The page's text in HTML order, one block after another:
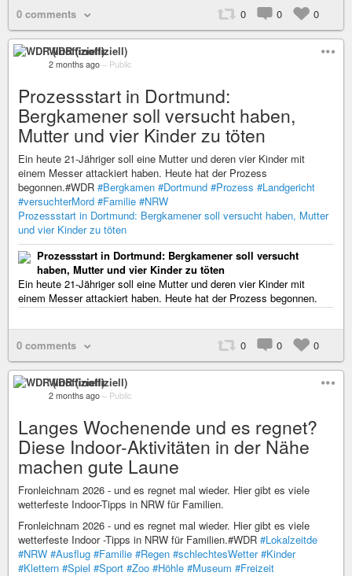
0 comments 0 0 0
WDR (inoffiziell)
2 months ago – Public
Prozessstart in Dortmund:
Bergkamener soll versucht haben,
Mutter und vier Kinder zu töten
Ein heute 21-Jähriger soll eine Mutter und deren vier Kinder mit
einem Messer attackiert haben. Heute hat der Prozess
begonnen.#WDR #Bergkamen #Dortmund #Prozess #Landgericht
#versuchterMord #Familie #NRW
Prozessstart in Dortmund: Bergkamener soll versucht haben, Mutter
und vier Kinder zu töten
Prozessstart in Dortmund: Bergkamener soll versucht
haben, Mutter und vier Kinder zu töten
Ein heute 21-Jähriger soll eine Mutter und deren vier Kinder mit
einem Messer attackiert haben. Heute hat der Prozess begonnen.
0 comments 0 0 0
WDR (inoffiziell)
2 months ago – Public
Langes Wochenende und es regnet?
Diese Indoor-Aktivitäten in der Nähe
machen gute Laune
Fronleichnam 2026 - und es regnet mal wieder. Hier gibt es viele
wetterfeste Indoor-Tipps in NRW für Familien.
Fronleichnam 2026 - und es regnet mal wieder. Hier gibt es viele
wetterfeste Indoor -Tipps in NRW für Familien.#WDR #Lokalzeitde
#NRW #Ausflug #Familie #Regen #schlechtesWetter #Kinder
#Klettern #Spiel #Sport #Zoo #Höhle #Museum #Freizeit